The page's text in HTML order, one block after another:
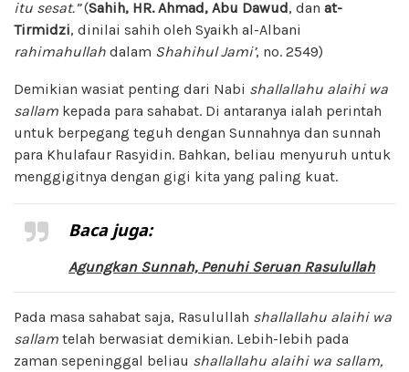
itu sesat.”(Sahih, HR. Ahmad, Abu Dawud, dan at-
Tirmidzi, dinilai sahih oleh Syaikh al-Albani
rahimahullah dalam Shahihul Jami’, no. 2549)
Demikian wasiat penting dari Nabi shallallahu alaihi wa
sallam kepada para sahabat. Di antaranya ialah perintah
untuk berpegang teguh dengan Sunnahnya dan sunnah
para Khulafaur Rasyidin. Bahkan, beliau menyuruh untuk
menggigitnya dengan gigi kita yang paling kuat.
Baca juga:
Agungkan Sunnah, Penuhi Seruan Rasulullah
Pada masa sahabat saja, Rasulullah shallallahu alaihi wa
sallam telah berwasiat demikian. Lebih-lebih pada
zaman sepeninggal beliau shallallahu alaihi wa sallam,